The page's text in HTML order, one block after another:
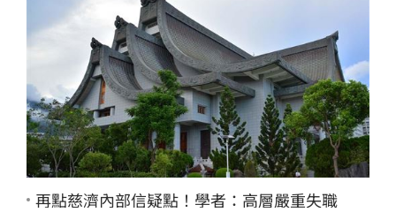
再點慈濟內部信疑點！學者：高層嚴重失職